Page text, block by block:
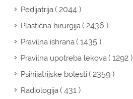
Pedijatrija( 2044 )
Plastična hirurgija( 2436 )
Pravilna ishrana( 1435 )
Pravilna upotreba lekova( 1292 )
Psihijatrijske bolesti( 2359 )
Radiologija( 431 )